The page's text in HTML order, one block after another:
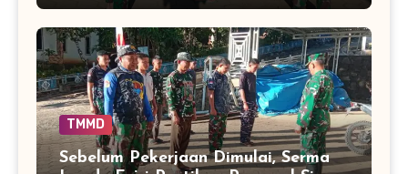
TMMD
Sebelum Pekerjaan Dimulai, Serma